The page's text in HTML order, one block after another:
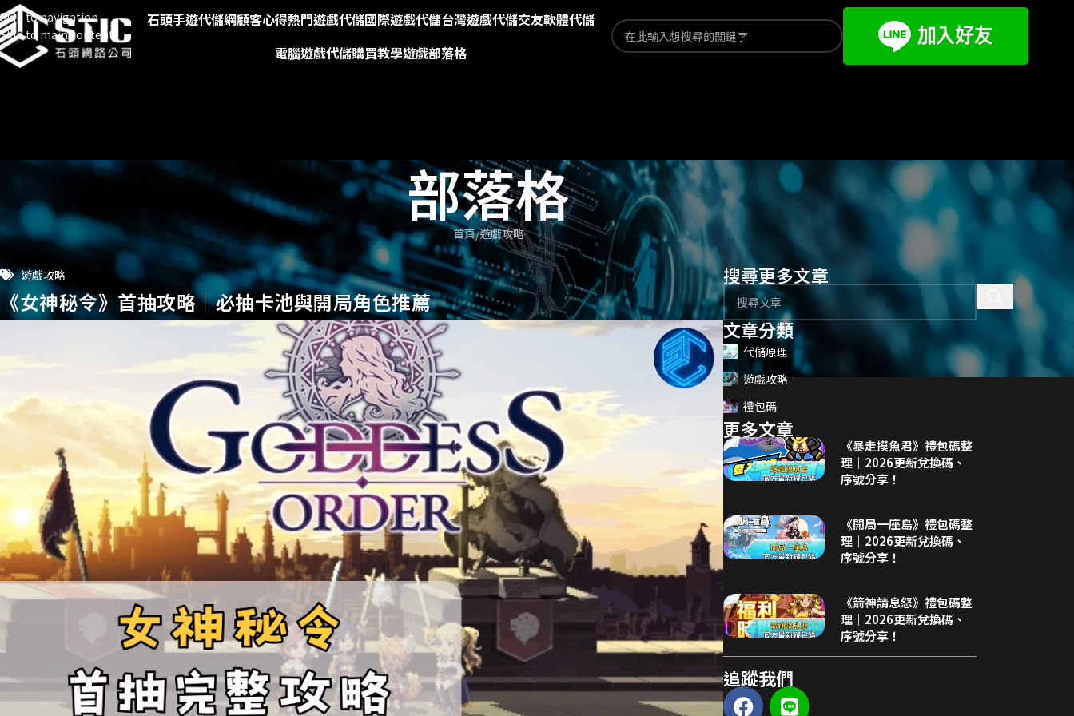
Skip to navigation
Skip to main content
石頭手遊代儲網顧客心得熱門遊戲代儲國際遊戲代儲台灣遊戲代儲交友軟體代儲
電腦遊戲代儲購買教學遊戲部落格
部落格
首頁 遊戲攻略
遊戲攻略
《女神秘令》首抽攻略｜必抽卡池與開局角色推薦
搜尋更多文章
文章分類
代儲原理
遊戲攻略
禮包碼
更多文章
《暴走摸魚君》禮包碼整
理｜2026更新兌換碼、
序號分享！
《開局一座島》禮包碼整
理｜2026更新兌換碼、
序號分享！
《箭神請息怒》禮包碼整
理｜2026更新兌換碼、
序號分享！
追蹤我們